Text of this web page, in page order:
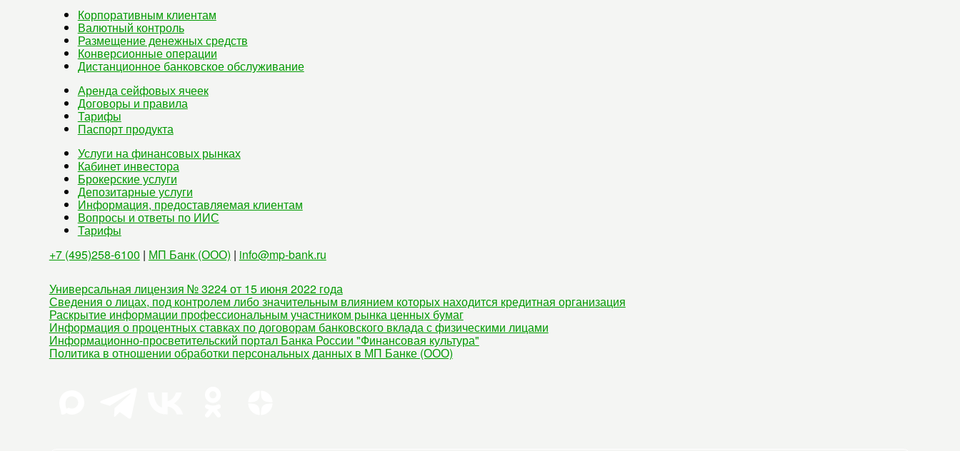
Корпоративным клиентам
Валютный контроль
Размещение денежных средств
Конверсионные операции
Дистанционное банковское обслуживание
Аренда сейфовых ячеек
Договоры и правила
Тарифы
Паспорт продукта
Услуги на финансовых рынках
Кабинет инвестора
Брокерские услуги
Депозитарные услуги
Информация, предоставляемая клиентам
Вопросы и ответы по ИИС
Тарифы
+7 (495)258-6100 | МП Банк (ООО) | info@mp-bank.ru
Универсальная лицензия № 3224 от 15 июня 2022 года
Сведения о лицах, под контролем либо значительным влиянием которых находится кредитная организация
Раскрытие информации профессиональным участником рынка ценных бумаг
Информация о процентных ставках по договорам банковского вклада с физическими лицами
Информационно-просветительский портал Банка России "Финансовая культура"
Политика в отношении обработки персональных данных в МП Банке (ООО)